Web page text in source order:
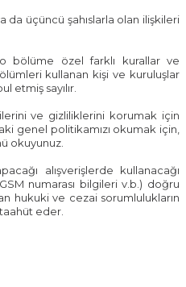
da üçüncü şahıslarla olan ilişkileri
bölüme özel farklı kurallar ve
kullanan kişi ve kuruluşlar
etmiş sayılır.
ve gizliliklerini korumak için
genel politikamızı okumak için,
okuyunuz.
alışverişlerde kullanacağı
numarası bilgileri v.b.) doğru
hukuki ve cezai sorumlulukların
eder.